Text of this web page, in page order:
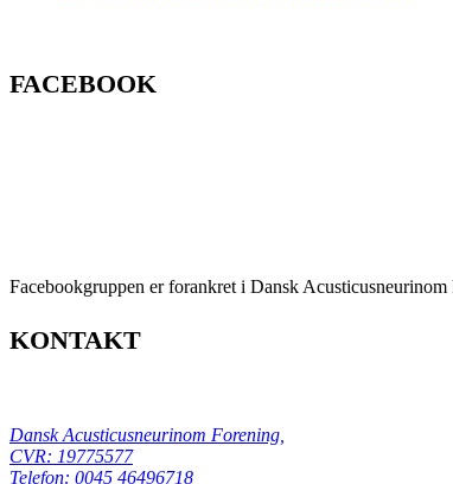
FACEBOOK
Facebookgruppen er forankret i Dansk Acusticusneurinom
KONTAKT
Dansk Acusticusneurinom Forening,
CVR: 19775577
Telefon: 0045 46496718